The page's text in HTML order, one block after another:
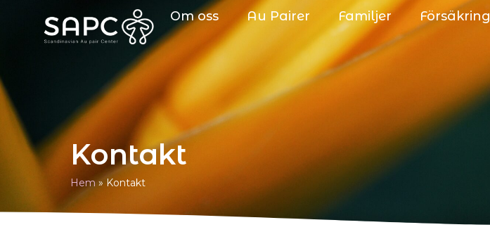
Om oss Au Pairer Familjer Försäkring
Kontakt
Hem» Kontakt